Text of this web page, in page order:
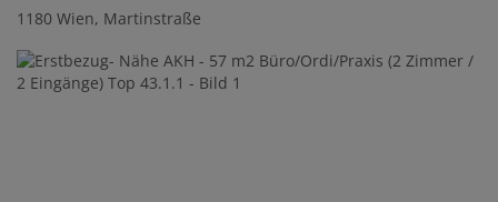
1180 Wien, Martinstraße